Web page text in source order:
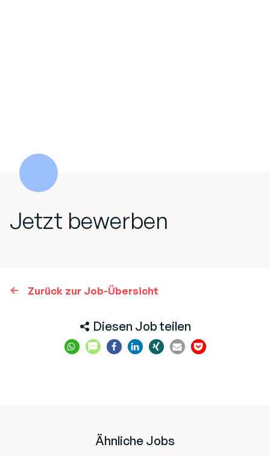
Jetzt bewerben
Zurück zur Job-Übersicht
Diesen Job teilen
Ähnliche Jobs